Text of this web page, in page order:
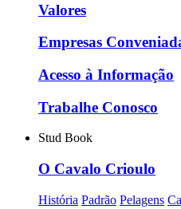
Valores
Empresas
Acesso à Informação
Trabalhe Conosco
Stud Book
O Cavalo Crioulo
História Padrão Pelagens